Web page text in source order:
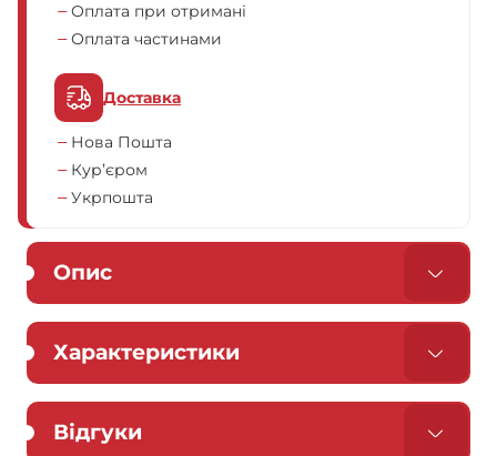
Оплата при отримані
Оплата частинами
Доставка
Нова Пошта
Кур’єром
Укрпошта
Опис
Характеристики
Відгуки